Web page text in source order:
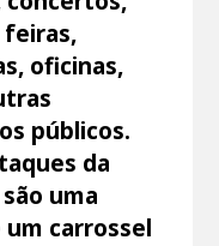
feiras,
oficinas,
públicos.
da
uma
carrossel